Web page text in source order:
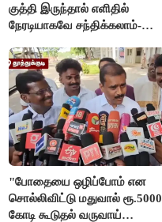
குத்தி இருந்தால் எளிதில்
நேரடியாகவே சந்திக்கலாம்-
"போதையை ஒழிப்போம் என
சொல்லிவிட்டு மதுவால் ரூ.5000
கோடி கூடுதல் வருவாய்